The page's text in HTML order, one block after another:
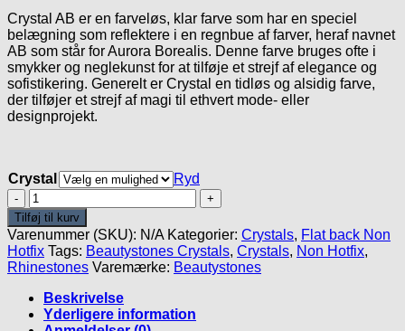
Crystal AB er en farveløs, klar farve som har en speciel
belægning som reflektere i en regnbue af farver, heraf navnet
AB som står for Aurora Borealis. Denne farve bruges ofte i
smykker og neglekunst for at tilføje et strejf af elegance og
sofistikering. Generelt er Crystal en tidløs og alsidig farve,
der tilføjer et strejf af magi til ethvert mode- eller
designprojekt.
Crystal
Ryd
Crystal
AB
-
Beautystones
Crystals
antal
Tilføj til kurv
Varenummer (SKU): N/A Kategorier: Crystals, Flat back Non
Hotfix Tags: Beautystones Crystals, Crystals, Non Hotfix,
Rhinestones Varemærke: Beautystones
Beskrivelse
Yderligere information